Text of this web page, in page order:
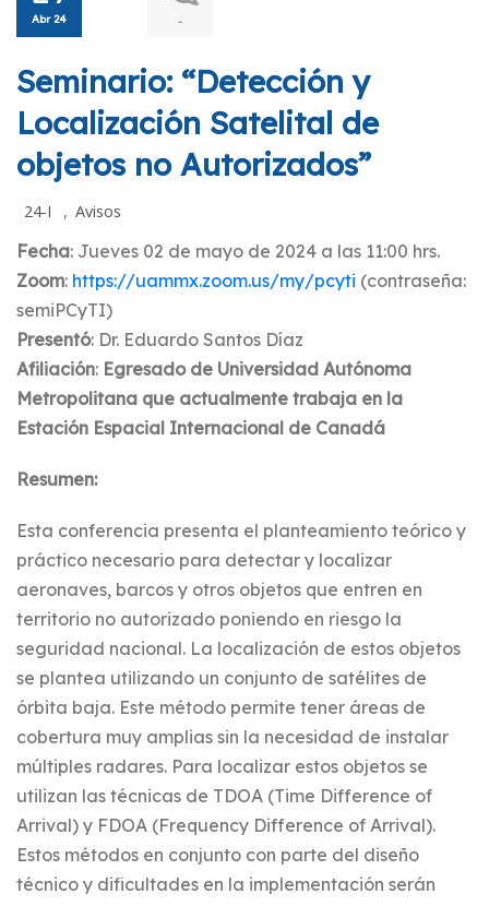
Abr 24 -
Seminario: “Detección y
Localización Satelital de
objetos no Autorizados”
24-I , Avisos
Fecha: Jueves 02 de mayo de 2024 a las 11:00 hrs.
Zoom: https://uammx.zoom.us/my/pcyti (contraseña:
semiPCyTI)
Presentó: Dr. Eduardo Santos Díaz
Afiliación: Egresado de Universidad Autónoma
Metropolitana que actualmente trabaja en la
Estación Espacial Internacional de Canadá
Resumen:
Esta conferencia presenta el planteamiento teórico y
práctico necesario para detectar y localizar
aeronaves, barcos y otros objetos que entren en
territorio no autorizado poniendo en riesgo la
seguridad nacional. La localización de estos objetos
se plantea utilizando un conjunto de satélites de
órbita baja. Este método permite tener áreas de
cobertura muy amplias sin la necesidad de instalar
múltiples radares. Para localizar estos objetos se
utilizan las técnicas de TDOA (Time Difference of
Arrival) y FDOA (Frequency Difference of Arrival).
Estos métodos en conjunto con parte del diseño
técnico y dificultades en la implementación serán